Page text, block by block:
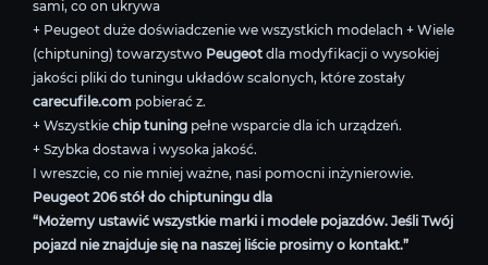
sami, co on ukrywa
+ Peugeot duże doświadczenie we wszystkich modelach + Wiele
(chiptuning) towarzystwo Peugeot dla modyfikacji o wysokiej
jakości pliki do tuningu układów scalonych, które zostały
carecufile.com pobierać z.
+ Wszystkie chip tuning pełne wsparcie dla ich urządzeń.
+ Szybka dostawa i wysoka jakość.
I wreszcie, co nie mniej ważne, nasi pomocni inżynierowie.
Peugeot 206 stół do chiptuningu dla
“Możemy ustawić wszystkie marki i modele pojazdów. Jeśli Twój
pojazd nie znajduje się na naszej liście prosimy o kontakt.”